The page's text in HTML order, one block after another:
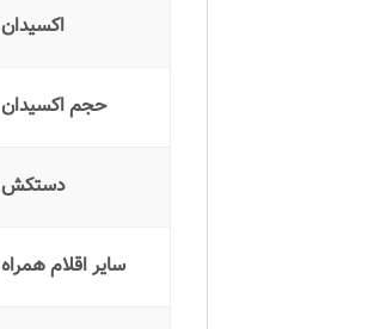
اکسیدان
حجم اکسیدان
دستکش
سایر اقلام همراه